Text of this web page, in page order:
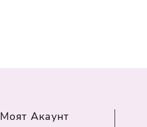
Моят Акаунт